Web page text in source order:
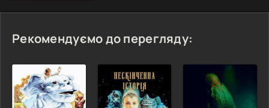
Рекомендуємо до перегляду: